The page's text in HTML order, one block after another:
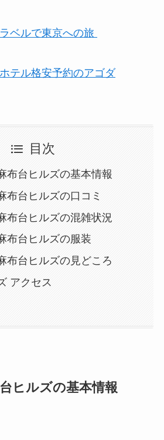
ベルで東京への旅
テル格安予約のアゴダ
目次
布台ヒルズの基本情報
布台ヒルズの口コミ
布台ヒルズの混雑状況
布台ヒルズの服装
布台ヒルズの見どころ
アクセス
ヒルズの基本情報